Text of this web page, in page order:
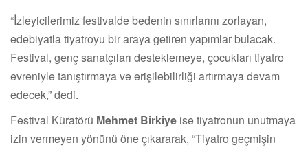
“İzleyicilerimiz festivalde bedenin sınırlarını zorlayan,
edebiyatla tiyatroyu bir araya getiren yapımlar bulacak.
Festival, genç sanatçıları desteklemeye, çocukları tiyatro
evreniyle tanıştırmaya ve erişilebilirliği artırmaya devam
edecek,” dedi.
Festival Küratörü Mehmet Birkiye ise tiyatronun unutmaya
izin vermeyen yönünü öne çıkararak, “Tiyatro geçmişin